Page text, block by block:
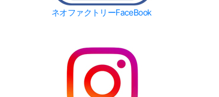
ネオファクトリーFaceBook